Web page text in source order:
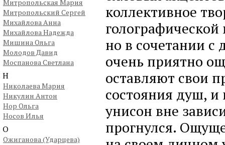
Митропольская Мария
Митропольский Сергей
Михайлова Анна
Михайлова Надежда
Мишина Ольга
Молодов Давид
Моспанова Светлана
Н
Николаева Мария
Никулин Антон
Нор Ольга
Носов Илья
О
Ожиганова (Ударцева)
коллективное
но в сочетании
очень приятно
оставляют свои
состояния душ, и
унисон вне
прогнулся.